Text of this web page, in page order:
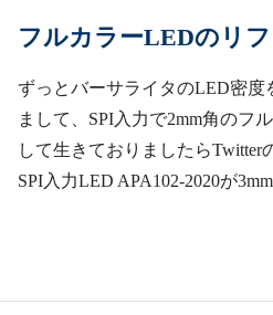
フルカラーLEDのリ
ずっとバーサライタのLED密度
まして、SPI入力で2mm角のフ
して生きておりましたら
SPI入力LED APA102-2020が